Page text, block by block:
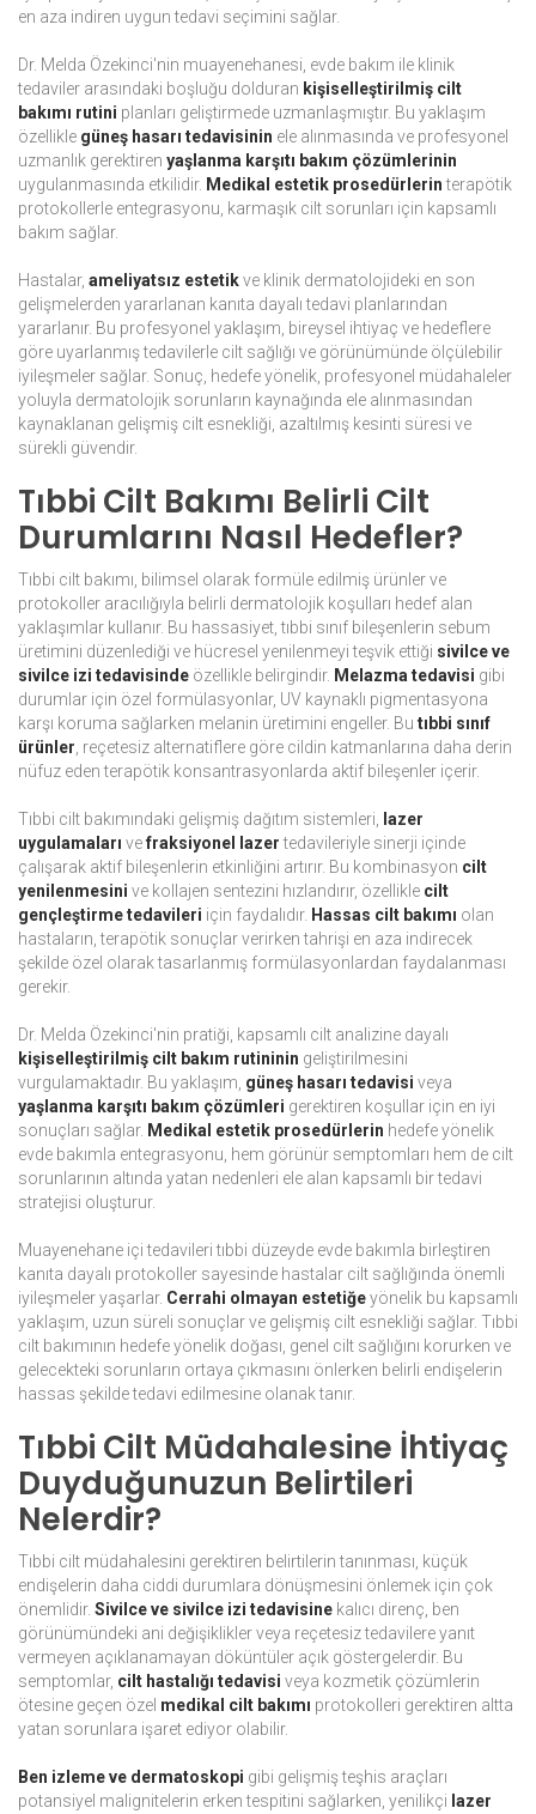
en aza indiren uygun tedavi seçimini sağlar.
Dr. Melda Özekinci'nin muayenehanesi, evde bakım ile klinik
tedaviler arasındaki boşluğu dolduran kişiselleştirilmiş cilt
bakımı rutini planları geliştirmede uzmanlaşmıştır. Bu yaklaşım
özellikle güneş hasarı tedavisinin ele alınmasında ve profesyonel
uzmanlık gerektiren yaşlanma karşıtı bakım çözümlerinin
uygulanmasında etkilidir. Medikal estetik prosedürlerinterapötik
protokollerle entegrasyonu, karmaşık cilt sorunları için kapsamlı
bakım sağlar.
Hastalar, ameliyatsız estetikve klinik dermatolojideki en son
gelişmelerden yararlanan kanıta dayalı tedavi planlarından
yararlanır. Bu profesyonel yaklaşım, bireysel ihtiyaç ve hedeflere
göre uyarlanmış tedavilerle cilt sağlığı ve görünümünde ölçülebilir
iyileşmeler sağlar. Sonuç, hedefe yönelik, profesyonel müdahaleler
yoluyla dermatolojik sorunların kaynağında ele alınmasından
kaynaklanan gelişmiş cilt esnekliği, azaltılmış kesinti süresi ve
sürekli güvendir.
Tıbbi Cilt Bakımı Belirli Cilt
Durumlarını Nasıl Hedefler?
Tıbbi cilt bakımı, bilimsel olarak formüle edilmiş ürünler ve
protokoller aracılığıyla belirli dermatolojik koşulları hedef alan
yaklaşımlar kullanır. Bu hassasiyet, tıbbi sınıf bileşenlerin sebum
üretimini düzenlediği ve hücresel yenilenmeyi teşvik ettiği sivilce ve
sivilce izi tedavisinde özellikle belirgindir. Melazma tedavisi gibi
durumlar için özel formülasyonlar, UV kaynaklı pigmentasyona
karşı koruma sağlarken melanin üretimini engeller. Bu tıbbi sınıf
ürünler , reçetesiz alternatiflere göre cildin katmanlarına daha derin
nüfuz eden terapötik konsantrasyonlarda aktif bileşenler içerir.
Tıbbi cilt bakımındaki gelişmiş dağıtım sistemleri,
lazer
uygulamaları vefraksiyonel lazertedavileriyle sinerji içinde
çalışarak aktif bileşenlerin etkinliğini artırır. Bu kombinasyon cilt
yenilenmesini ve kollajen sentezini hızlandırır, özellikle cilt
gençleştirme tedavileri için faydalıdır. Hassas cilt bakımı olan
hastaların, terapötik sonuçlar verirken tahrişi en aza indirecek
şekilde özel olarak tasarlanmış formülasyonlardan faydalanması
gerekir.
Dr. Melda Özekinci'nin pratiği, kapsamlı cilt analizine dayalı
kişiselleştirilmiş cilt bakım rutininin geliştirilmesini
vurgulamaktadır. Bu yaklaşım, güneş hasarı tedavisi veya
yaşlanma karşıtı bakım çözümleri gerektiren koşullar için en iyi
sonuçları sağlar. Medikal estetik prosedürlerin hedefe yönelik
evde bakımla entegrasyonu, hem görünür semptomları hem de cilt
sorunlarının altında yatan nedenleri ele alan kapsamlı bir tedavi
stratejisi oluşturur.
Muayenehane içi tedavileri tıbbi düzeyde evde bakımla birleştiren
kanıta dayalı protokoller sayesinde hastalar cilt sağlığında önemli
iyileşmeler yaşarlar. Cerrahi olmayan estetiğeyönelik bu kapsamlı
yaklaşım, uzun süreli sonuçlar ve gelişmiş cilt esnekliği sağlar. Tıbbi
cilt bakımının hedefe yönelik doğası, genel cilt sağlığını korurken ve
gelecekteki sorunların ortaya çıkmasını önlerken belirli endişelerin
hassas şekilde tedavi edilmesine olanak tanır.
Tıbbi Cilt Müdahalesine İhtiyaç
Duyduğunuzun Belirtileri
Nelerdir?
Tıbbi cilt müdahalesini gerektiren belirtilerin tanınması, küçük
endişelerin daha ciddi durumlara dönüşmesini önlemek için çok
önemlidir. Sivilce ve sivilce izi tedavisine kalıcı direnç, ben
görünümündeki ani değişiklikler veya reçetesiz tedavilere yanıt
vermeyen açıklanamayan döküntüler açık göstergelerdir. Bu
semptomlar, cilt hastalığı tedavisi veya kozmetik çözümlerin
ötesine geçen özel medikal cilt bakımı protokolleri gerektiren altta
yatan sorunlara işaret ediyor olabilir.
Ben izleme ve dermatoskopi gibi gelişmiş teşhis araçları
potansiyel malignitelerin erken tespitini sağlarken, yenilikçi lazer